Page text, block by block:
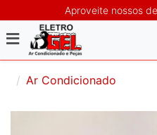
Aproveite nossos
Ar Condicionado